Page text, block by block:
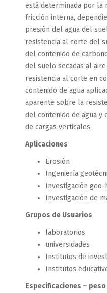
está determinada por la
fricción interna,
presión del agua del
resistencia al corte del
del contenido de
del suelo secadas al
resistencia al corte en
contenido de agua
aparente sobre la
del contenido de agua y
de cargas verticales.
Aplicaciones
Erosión
Ingeniería
Investigación
Investigación de
Grupos de Usuarios
laboratorios
universidades
Institutos de
Institutos
Especificaciones – peso